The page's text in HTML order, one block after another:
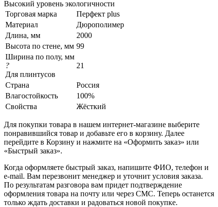
Высокий уровень экологичности
Торговая марка
Перфект plus
Материал
Дюрополимер
Длина, мм
2000
Высота по стене, мм 99
Ширина по полу, мм
?
Для плинтусов
21
Страна
Россия
Влагостойкость
100%
Свойства
Жёсткий
Для покупки товара в нашем интернет-магазине выберите
понравившийся товар и добавьте его в корзину. Далее
перейдите в Корзину и нажмите на «Оформить заказ» или
«Быстрый заказ».
Когда оформляете быстрый заказ, напишите ФИО, телефон и
e-mail. Вам перезвонит менеджер и уточнит условия заказа.
По результатам разговора вам придет подтверждение
оформления товара на почту или через СМС. Теперь останется
только ждать доставки и радоваться новой покупке.